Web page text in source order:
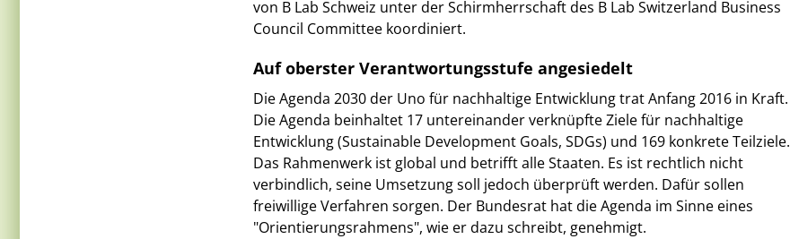
von B Lab Schweiz unter der Schirmherrschaft des B Lab Switzerland Business
Council Committee koordiniert.
Auf oberster Verantwortungsstufe angesiedelt
Die Agenda 2030 der Uno für nachhaltige Entwicklung trat Anfang 2016 in Kraft.
Die Agenda beinhaltet 17 untereinander verknüpfte Ziele für nachhaltige
Entwicklung (Sustainable Development Goals, SDGs) und 169 konkrete Teilziele.
Das Rahmenwerk ist global und betrifft alle Staaten. Es ist rechtlich nicht
verbindlich, seine Umsetzung soll jedoch überprüft werden. Dafür sollen
freiwillige Verfahren sorgen. Der Bundesrat hat die Agenda im Sinne eines
"Orientierungsrahmens", wie er dazu schreibt, genehmigt.